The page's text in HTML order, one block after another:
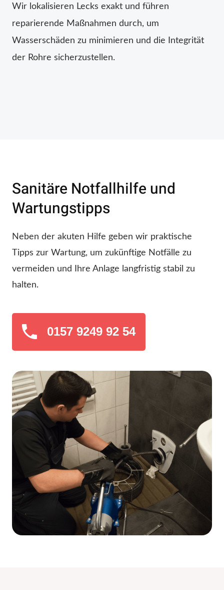
Wir lokalisieren Lecks exakt und führen
reparierende Maßnahmen durch, um
Wasserschäden zu minimieren und die Integrität
der Rohre sicherzustellen.
Sanitäre Notfallhilfe und
Wartungstipps
Neben der akuten Hilfe geben wir praktische
Tipps zur Wartung, um zukünftige Notfälle zu
vermeiden und Ihre Anlage langfristig stabil zu
halten.
0157 9249 92 54